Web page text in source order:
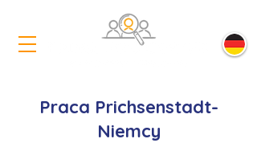
Praca Prichsenstadt-
Niemcy